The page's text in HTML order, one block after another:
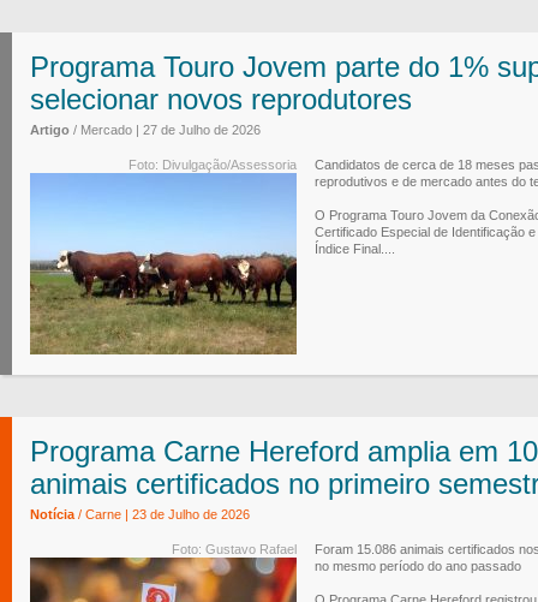
Programa Touro Jovem parte do 1%
selecionar novos reprodutores
Artigo / Mercado | 27 de Julho de 2026
Foto: Divulgação/Assessoria
Candidatos de cerca de 18 meses
reprodutivos e de mercado antes do
O Programa Touro Jovem da
Certificado Especial de Identificação
Índice Final....
Programa Carne Hereford amplia em
animais certificados no primeiro
Notícia / Carne | 23 de Julho de 2026
Foto: Gustavo Rafael
Foram 15.086 animais certificados
no mesmo período do ano passado